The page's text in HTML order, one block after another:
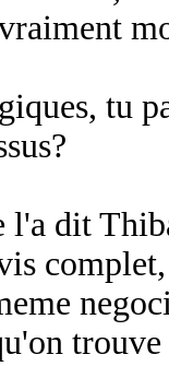
tu
l'a dit
trouve